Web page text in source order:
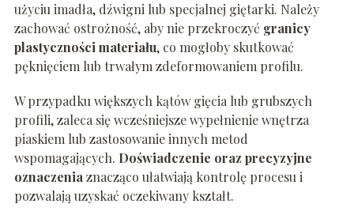
użyciu imadła, dźwigni lub specjalnej giętarki. Należy
zachować ostrożność, aby nie przekroczyć granicy
plastyczności materiału, co mogłoby skutkować
pęknięciem lub trwałym zdeformowaniem profilu.
W przypadku większych kątów gięcia lub grubszych
profili, zaleca się wcześniejsze wypełnienie wnętrza
piaskiem lub zastosowanie innych metod
wspomagających. Doświadczenie oraz precyzyjne
oznaczeniaznacząco ułatwiają kontrolę procesu i
pozwalają uzyskać oczekiwany kształt.